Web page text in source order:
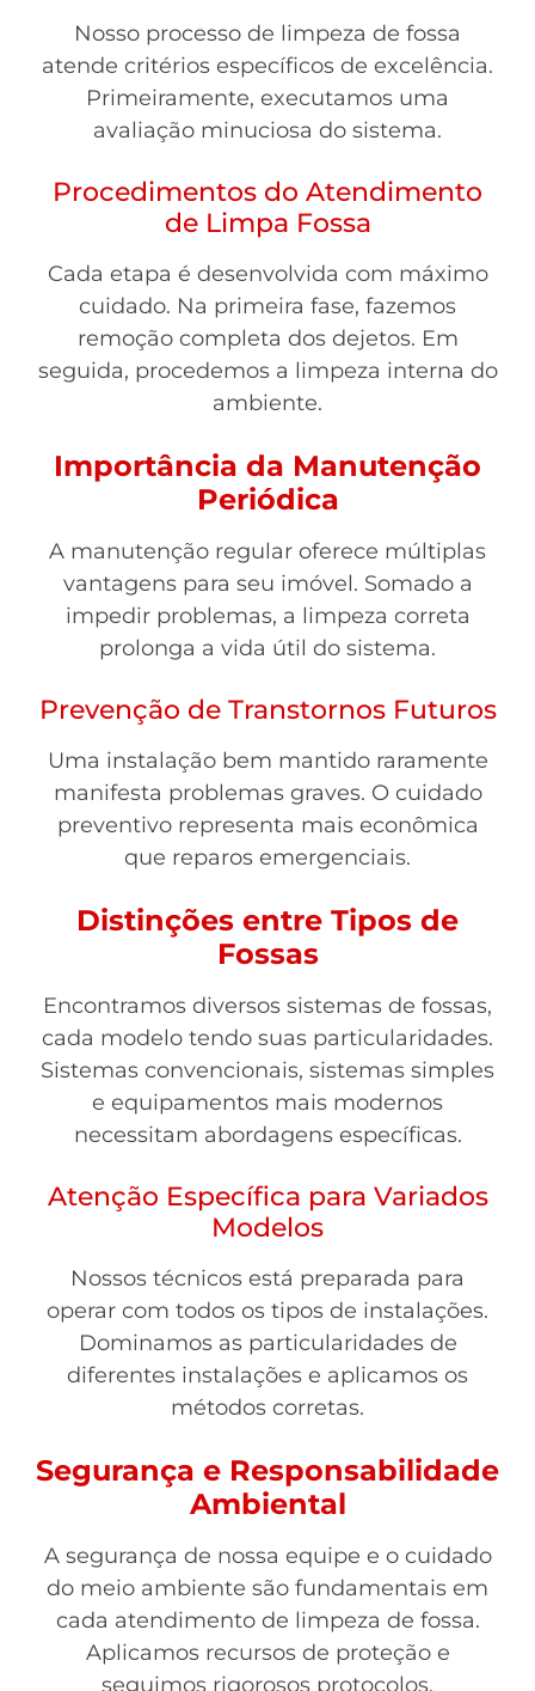
Nosso processo de limpeza de fossa
atende critérios específicos de excelência.
Primeiramente, executamos uma
avaliação minuciosa do sistema.
Procedimentos do Atendimento
de Limpa Fossa
Cada etapa é desenvolvida com máximo
cuidado. Na primeira fase, fazemos
remoção completa dos dejetos. Em
seguida, procedemos a limpeza interna do
ambiente.
Importância da Manutenção
Periódica
A manutenção regular oferece múltiplas
vantagens para seu imóvel. Somado a
impedir problemas, a limpeza correta
prolonga a vida útil do sistema.
Prevenção de Transtornos Futuros
Uma instalação bem mantido raramente
manifesta problemas graves. O cuidado
preventivo representa mais econômica
que reparos emergenciais.
Distinções entre Tipos de
Fossas
Encontramos diversos sistemas de fossas,
cada modelo tendo suas particularidades.
Sistemas convencionais, sistemas simples
e equipamentos mais modernos
necessitam abordagens específicas.
Atenção Específica para Variados
Modelos
Nossos técnicos está preparada para
operar com todos os tipos de instalações.
Dominamos as particularidades de
diferentes instalações e aplicamos os
métodos corretas.
Segurança e Responsabilidade
Ambiental
A segurança de nossa equipe e o cuidado
do meio ambiente são fundamentais em
cada atendimento de limpeza de fossa.
Aplicamos recursos de proteção e
seguimos rigorosos protocolos.